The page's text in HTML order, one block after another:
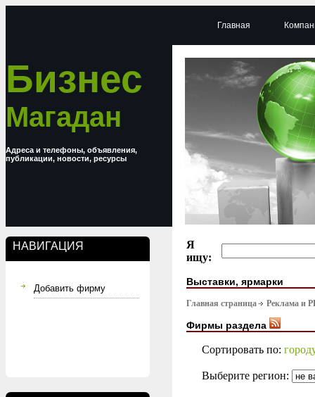
Бизнес
Магадан
Адреса и телефоны, объявления,
публикации, новости, ресурсы
НАВИГАЦИЯ
Добавить фирму
Главная
Я
ищу:
Выставки, ярмарки
Главная страница Реклама и
Фирмы раздела
Сортировать по:
Выберите регион: